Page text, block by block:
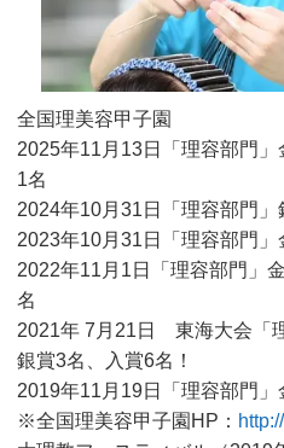
全国理美容甲子園
2025年11月13日「理容部門
1名
2024年10月31日「理容部門」
2023年10月31日「理容部門」
2022年11月1日「理容部門」
名
2021年 7月21日 東海大会「
銀賞3名、入賞6名！
2019年11月19日「理容部門」
※全国理美容甲子園HP：